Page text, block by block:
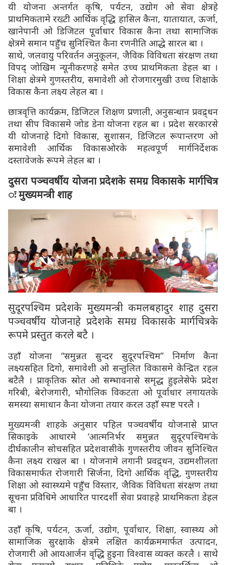
यी योजना अन्तर्गत कृषि, पर्यटन, उद्योग ओ सेवा क्षेत्रहे
प्राथमिकतामे रख्टी आर्थिक वृद्धि हासिल कैना, यातायात, ऊर्जा,
खानेपानी ओ डिजिटल पूर्वाधार विकास कैना तथा सामाजिक
क्षेत्रमे समान पहुँच सुनिश्चित कैना रणनीति आद्धे सारल बा ।
साथे, जलवायु परिवर्तन अनुकूलन, जैविक विविधता संरक्षण तथा
विपद् जोखिम न्यूनीकरणहे समेत उच्च प्राथमिकता डेहल बा ।
शिक्षा क्षेत्रमे गुणस्तरीय, समावेशी ओ रोजगारमुखी उच्च शिक्षाके
विकास कैना लक्ष्य लेहल बा ।
छात्रवृत्ति कार्यक्रम, डिजिटल शिक्षण प्रणाली, अनुसन्धान प्रवद्र्धन
तथा सीप विकासमे जोड डेना योजना रहल बा । प्रदेश सरकारसे
यी योजनाहे दिगो विकास, सुशासन, डिजिटल रूपान्तरण ओ
समावेशी आर्थिक विकासओरके महत्वपूर्ण मार्गनिर्देशक
दस्तावेजके रूपमे लेहल बा ।
दुसरा पञ्चवर्षीय योजना प्रदेशके समग्र विकासके मार्गचित्र
ः मुख्यमन्त्री शाह
सुदूरपश्चिम प्रदेशके मुख्यमन्त्री कमलबहादुर शाह दुसरा
पञ्चवर्षीय योजनाहे प्रदेशके समग्र विकासके मार्गचित्रके
रूपमे प्रस्तुत करले बटै ।
उहाँ योजना “समुन्नत सुन्दर सुदूरपश्चिम” निर्माण कैना
लक्ष्यसहित दिगो, समावेशी ओ सन्तुलित विकासमे केन्द्रित रहल
बटैलै । प्राकृतिक स्रोत ओ सम्भावनासे समृद्ध हुइलेसेफे प्रदेश
गरिबी, बेरोजगारी, भौगोलिक विकटता ओ पूर्वाधार लगायतके
समस्या समाधान कैना योजना तयार करल उहाँ स्पष्ट परलै ।
मुख्यमन्त्री शाहके अनुसार पहिल पञ्चवर्षीय योजनासे प्राप्त
सिकाइके आधारमे ‘आत्मनिर्भर समुन्नत सुदूरपश्चिम’के
दीर्घकालीन सोचसहित प्रदेशवासीके गुणस्तरीय जीवन सुनिश्चित
कैना लक्ष्य राखल बा । योजनामे लगानी प्रवद्र्धन, उद्यमशीलता
विकासमार्फत रोजगारी सिर्जना, दिगो आर्थिक वृद्धि, गुणस्तरीय
शिक्षा ओ स्वास्थ्यमे पहुँच विस्तार, जैविक विविधता संरक्षण तथा
सूचना प्रविधिमे आधारित पारदर्शी सेवा प्रवाहहे प्राथमिकता डेहल
बा ।
उहाँ कृषि, पर्यटन, ऊर्जा, उद्योग, पूर्वाधार, शिक्षा, स्वास्थ्य ओ
सामाजिक सुरक्षाके क्षेत्रमे लक्षित कार्यक्रममार्फत उत्पादन,
रोजगारी ओ आयआर्जन वृद्धि हुइना विश्वास व्यक्त करलै । साथे